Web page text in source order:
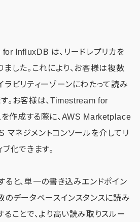
InfluxDB は、リードレプリカを
ました。これにより、お客様は複数
ラビリティーゾーンにわたって読み
。お客様は、Timestream for
を作成する際に、AWS Marketplace
ネジメントコンソールを介してリ
化できます。
ると、単一の書き込みエンドポイン
のデータベースインスタンスに読み
ることで、より高い読み取りスルー